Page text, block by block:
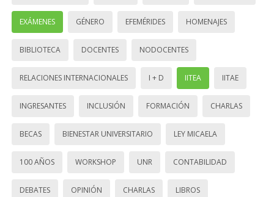
EXÁMENES GÉNERO EFEMÉRIDES HOMENAJES
BIBLIOTECA DOCENTES NODOCENTES
RELACIONES INTERNACIONALES I + D IITEA IITAE
INGRESANTES INCLUSIÓN FORMACIÓN CHARLAS
BECAS BIENESTAR UNIVERSITARIO LEY MICAELA
100 AÑOS WORKSHOP UNR CONTABILIDAD
DEBATES OPINIÓN CHARLAS LIBROS